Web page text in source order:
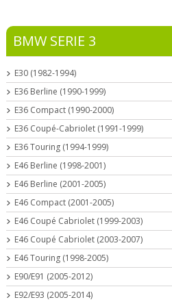
BMW SERIE 3
E30 (1982-1994)
E36 Berline (1990-1999)
E36 Compact (1990-2000)
E36 Coupé-Cabriolet (1991-1999)
E36 Touring (1994-1999)
E46 Berline (1998-2001)
E46 Berline (2001-2005)
E46 Compact (2001-2005)
E46 Coupé Cabriolet (1999-2003)
E46 Coupé Cabriolet (2003-2007)
E46 Touring (1998-2005)
E90/E91 (2005-2012)
E92/E93 (2005-2014)